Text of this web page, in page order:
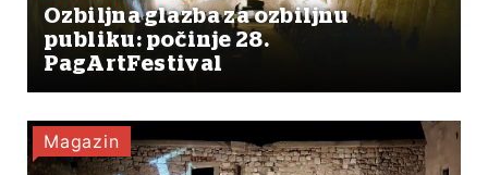
Ozbiljna glazba za ozbiljnu
publiku: počinje 28.
PagArtFestival
Magazin